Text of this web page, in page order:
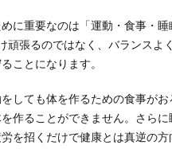
に重要なのは「運動・食事・
頑張るのではなく、バランスよ
ことになります。
しても体を作るための食事が
作ることができません。さら
を招くだけで健康とは真逆の